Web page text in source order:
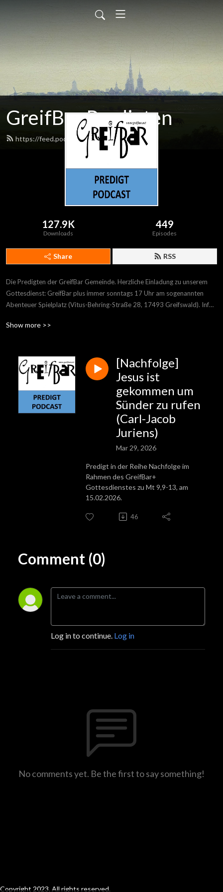
GreifBar Predigten
https://feed.podbean.com/greifbar/feed.xml
127.9K
Downloads
449
Episodes
Share RSS
Die Predigten der GreifBar Gemeinde. Herzliche Einladung zu unserem
Gottesdienst: GreifBar plus immer sonntags 17 Uhr am sogenannten
Abenteuer Spielplatz (Vitus-Behring-Straße 28, 17493 Greifswald). Infos
Show more >>
[Nachfolge]
Jesus ist
gekommen um
Sünder zu rufen
(Carl-Jacob
Juriens)
Mar 29, 2026
Predigt in der Reihe Nachfolge im
Rahmen des GreifBar+
Gottesdienstes zu Mt 9,9-13, am
15.02.2026.
46
Comment (0)
Log in to continue. Log in
No comments yet. Be the first to say something!
Copyright 2023. All rights reserved.